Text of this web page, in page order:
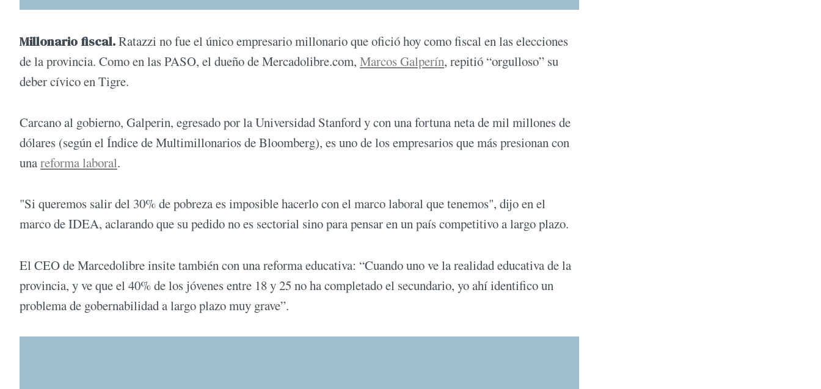
Millonario fiscal.Ratazzi no fue el único empresario millonario que ofició hoy como fiscal en las elecciones
de la provincia. Como en las PASO, el dueño de Mercadolibre.com, Marcos Galperín, repitió “orgulloso” su
deber cívico en Tigre.
Carcano al gobierno, Galperin, egresado por la Universidad Stanford y con una fortuna neta de mil millones de
dólares (según el Índice de Multimillonarios de Bloomberg), es uno de los empresarios que más presionan con
unareforma laboral.
"Si queremos salir del 30% de pobreza es imposible hacerlo con el marco laboral que tenemos", dijo en el
marco de IDEA, aclarando que su pedido no es sectorial sino para pensar en un país competitivo a largo plazo.
El CEO de Marcedolibre insite también con una reforma educativa: “Cuando uno ve la realidad educativa de la
provincia, y ve que el 40% de los jóvenes entre 18 y 25 no ha completado el secundario, yo ahí identifico un
problema de gobernabilidad a largo plazo muy grave”.